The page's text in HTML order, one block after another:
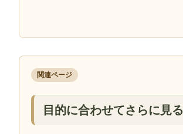
関連ページ
目的に合わせてさらに見る